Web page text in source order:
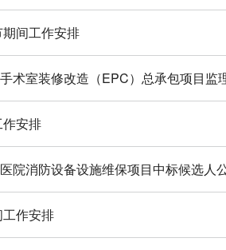
间工作安排
术室装修改造（EPC）总承包项目监
安排
院消防设备设施维保项目中标候选人
作安排